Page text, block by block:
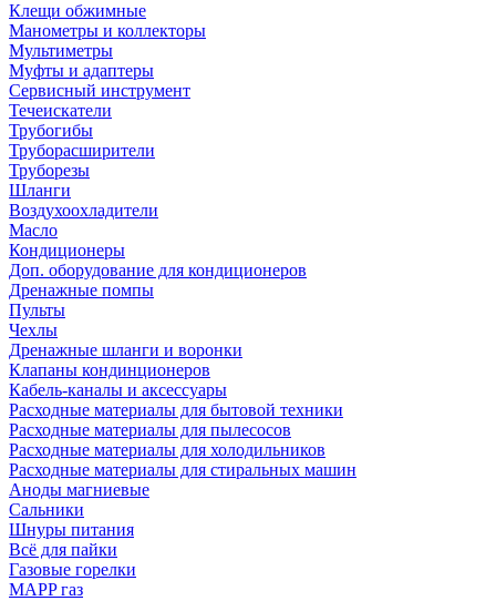
Клещи обжимные
Манометры и коллекторы
Мультиметры
Муфты и адаптеры
Сервисный инструмент
Течеискатели
Трубогибы
Труборасширители
Труборезы
Шланги
Воздухоохладители
Масло
Кондиционеры
Доп. оборудование для кондиционеров
Дренажные помпы
Пульты
Чехлы
Дренажные шланги и воронки
Клапаны кондинционеров
Кабель-каналы и аксессуары
Расходные материалы для бытовой техники
Расходные материалы для пылесосов
Расходные материалы для холодильников
Расходные материалы для стиральных машин
Аноды магниевые
Сальники
Шнуры питания
Всё для пайки
Газовые горелки
MAPP газ